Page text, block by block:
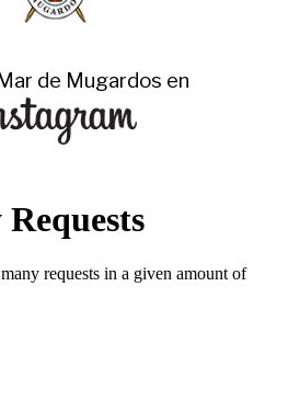
de Mugardos en